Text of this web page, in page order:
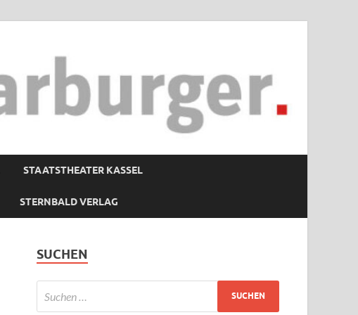
STAATSTHEATER KASSEL
STERNBALD VERLAG
SUCHEN